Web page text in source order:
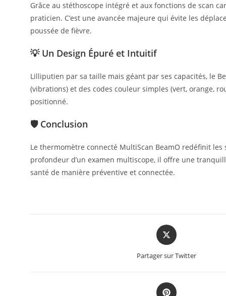
Grâce au stéthoscope intégré et aux fonctions de scan
praticien. C’est une avancée majeure qui évite les
poussée de fièvre.
💡 Un Design Épuré et Intuitif
Lilliputien par sa taille mais géant par ses capacités, le
(vibrations) et des codes couleur simples (vert, orange,
positionné.
🛡️ Conclusion
Le thermomètre connecté MultiScan BeamO redéfinit
profondeur d’un examen multiscope, il offre une
santé de manière préventive et connectée.
Partager sur Twitter